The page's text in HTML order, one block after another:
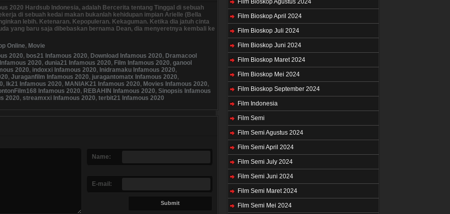
2020 Hardsub Indonesia, adalah Bercerita tentang Tinggal di sebuah
di sebuah kedai makan bukanlah kehidupan impian Arielle (Bella
lebih. Ketenaran. Kepopuleran. Kekaguman. Ketika dia jatuh cinta
yang baru saja dibebaskan bernama Dean, dia menyeretnya kembali ke
Online, Movie
2020, bos21 Infamous 2020, Download Infamous 2020, Dramacool
2020, dunia21 Infamous 2020, Film Infamous 2020, ganool
2020, indoxxi Infamous 2020, Inidramaku Infamous 2020,
, Juraganfilm Infamous 2020, juragantomatx Infamous 2020,
, lk21 Infamous 2020, MANIAK21 Infamous 2020, Movies Infamous 2020,
Infamous 2020, REBAHIN Infamous 2020, Sinopsis Infamous
2020, streamxxi Infamous 2020, terbit21 Infamous 2020
Name:
E-mail:
Film Bioskop Agustus 2024
Film Bioskop April 2024
Film Bioskop Juli 2024
Film Bioskop Juni 2024
Film Bioskop Maret 2024
Film Bioskop Mei 2024
Film Bioskop September 2024
Film Indonesia
Film Semi
Film Semi Agustus 2024
Film Semi April 2024
Film Semi July 2024
Film Semi Juni 2024
Film Semi Maret 2024
Film Semi Mei 2024